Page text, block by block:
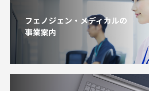
フェノジェン・メディカルの
事業案内